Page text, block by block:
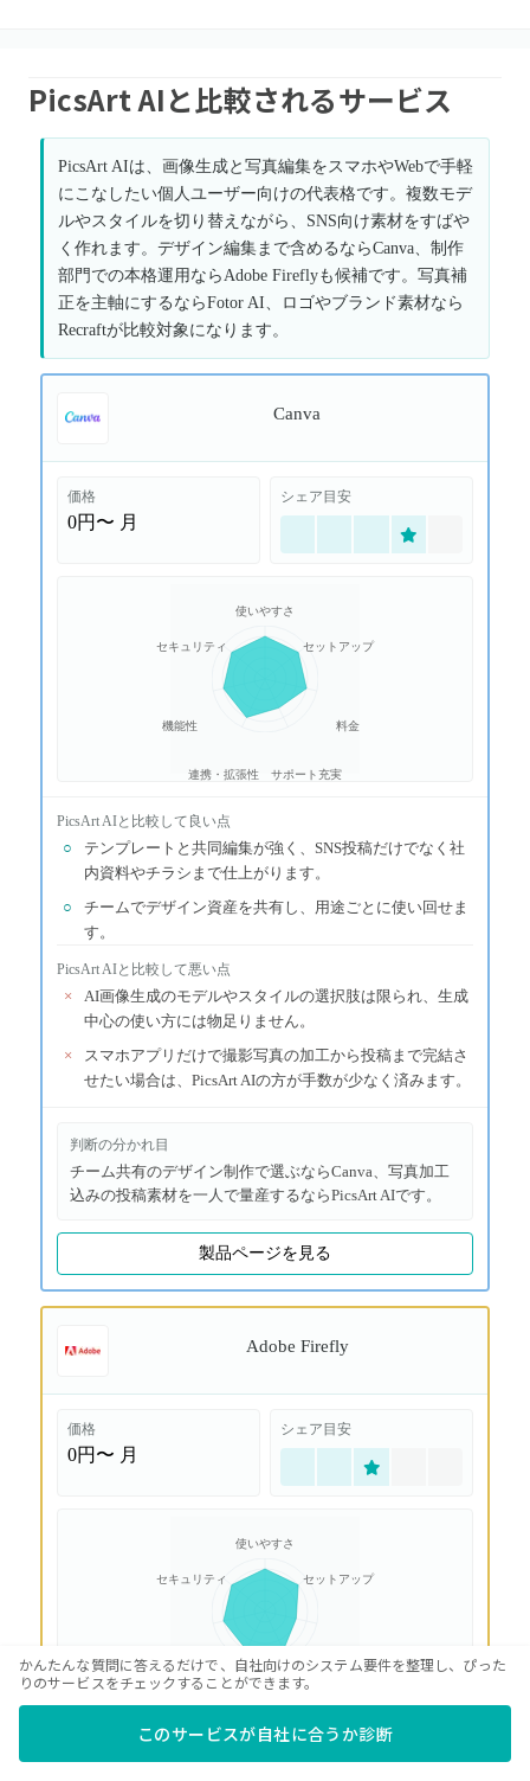
PicsArt AIと比較されるサービス
PicsArt AIは、画像生成と写真編集をスマホやWebで手軽
にこなしたい個人ユーザー向けの代表格です。複数モデ
ルやスタイルを切り替えながら、SNS向け素材をすばや
く作れます。デザイン編集まで含めるならCanva、制作
部門での本格運用ならAdobe Fireflyも候補です。写真補
正を主軸にするならFotor AI、ロゴやブランド素材なら
Recraftが比較対象になります。
Canva
価格
0円〜 月
シェア目安
使いやすさ
セットアップ
料金
サポート充実
連携・拡張性
機能性
セキュリティ
PicsArt AIと比較して良い点
○
テンプレートと共同編集が強く、SNS投稿だけでなく社
内資料やチラシまで仕上がります。
○
チームでデザイン資産を共有し、用途ごとに使い回せま
す。
PicsArt AIと比較して悪い点
×
AI画像生成のモデルやスタイルの選択肢は限られ、生成
中心の使い方には物足りません。
×
スマホアプリだけで撮影写真の加工から投稿まで完結さ
せたい場合は、PicsArt AIの方が手数が少なく済みます。
判断の分かれ目
チーム共有のデザイン制作で選ぶならCanva、写真加工
込みの投稿素材を一人で量産するならPicsArt AIです。
製品ページを見る
Adobe Firefly
価格
0円〜 月
シェア目安
使いやすさ
セットアップ
料金
サポート充実
連携・拡張性
機能性
セキュリティ
かんたんな質問に答えるだけで、自社向けのシステム要件を整理し、ぴった
りのサービスをチェックすることができます。
このサービスが自社に合うか診断